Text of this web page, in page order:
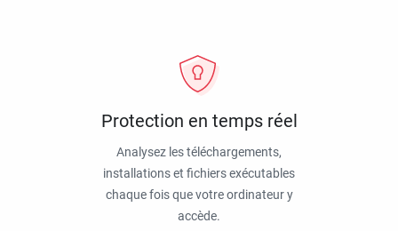
Protection en temps réel
Analysez les téléchargements,
installations et fichiers exécutables
chaque fois que votre ordinateur y
accède.